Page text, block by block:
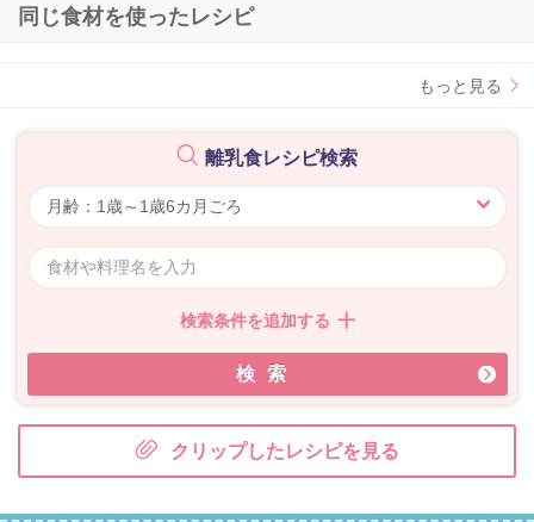
同じ食材を使ったレシピ
もっと見る
離乳食レシピ検索
検索条件を追加する
検索
クリップしたレシピを見る